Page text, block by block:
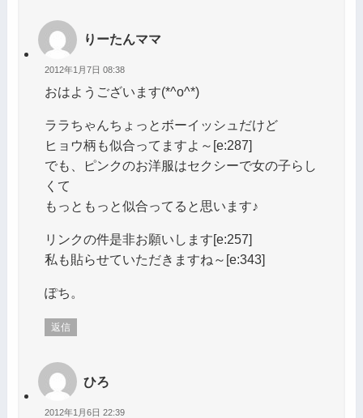
りーたんママ
2012年1月7日 08:38
おはようございます(*^o^*)
ララちゃんちょっとボーイッシュだけど
ヒョウ柄も似合ってますよ～[e:287]
でも、ピンクのお洋服はセクシーで女の子らし
くて
もっともっと似合ってると思います♪
リンクの件是非お願いします[e:257]
私も貼らせていただきますね～[e:343]
ぽち。
返信
ひろ
2012年1月6日 22:39